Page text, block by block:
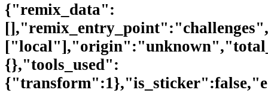
{"remix_data":
{},"tools_used":